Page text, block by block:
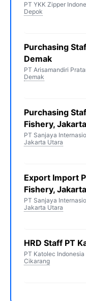
PT YKK Zipper
Depok
Purchasing
Demak
PT Arisamandiri
Demak
Purchasing
Fishery,
PT Sanjaya
Jakarta Utara
Export Import
Fishery,
PT Sanjaya
Jakarta Utara
HRD Staff PT
PT Katolec Indonesia
Cikarang